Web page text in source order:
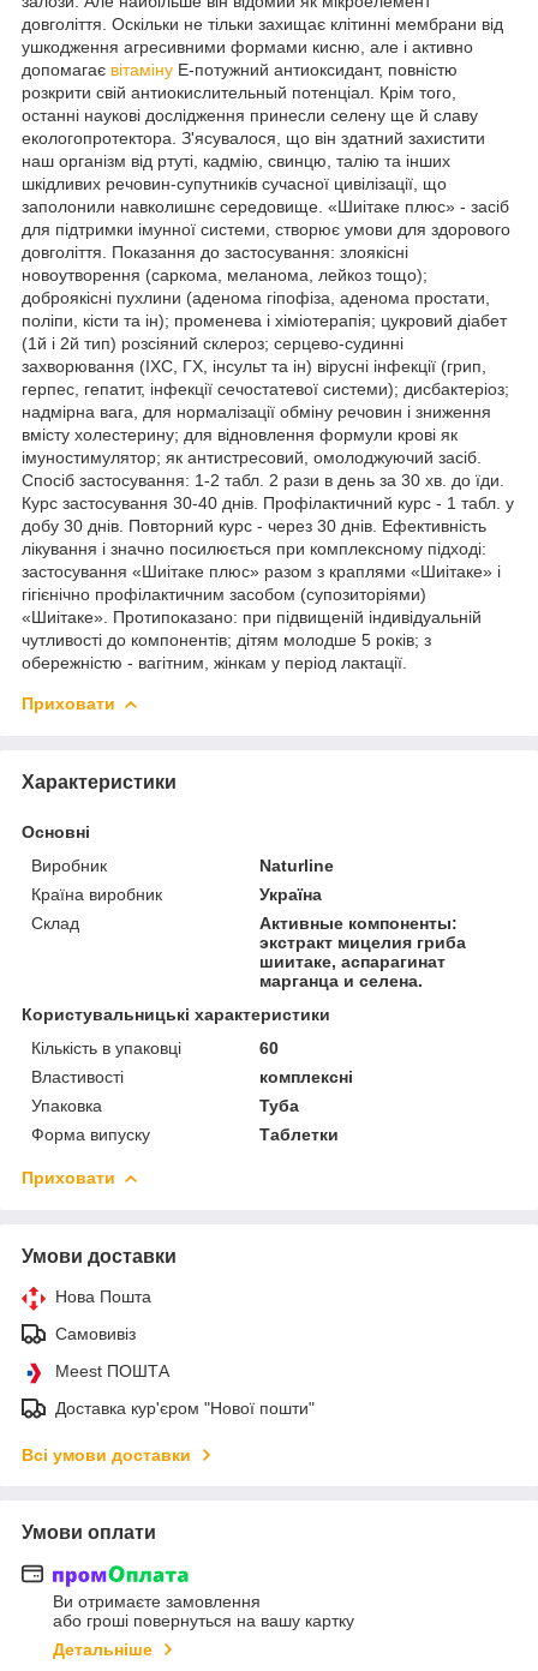
довголіття. Оскільки не тільки захищає клітинні мембрани від
ушкодження агресивними формами кисню, але і активно
допомагає вітаміну Е-потужний антиоксидант, повністю
розкрити свій антиокислительный потенціал. Крім того,
останні наукові дослідження принесли селену ще й славу
екологопротектора. З'ясувалося, що він здатний захистити
наш організм від ртуті, кадмію, свинцю, талію та інших
шкідливих речовин-супутників сучасної цивілізації, що
заполонили навколишнє середовище. «Шиітаке плюс» - засіб
для підтримки імунної системи, створює умови для здорового
довголіття. Показання до застосування: злоякісні
новоутворення (саркома, меланома, лейкоз тощо);
доброякісні пухлини (аденома гіпофіза, аденома простати,
поліпи, кісти та ін); променева і хіміотерапія; цукровий діабет
(1й і 2й тип) розсіяний склероз; серцево-судинні
захворювання (ІХС, ГХ, інсульт та ін) вірусні інфекції (грип,
герпес, гепатит, інфекції сечостатевої системи); дисбактеріоз;
надмірна вага, для нормалізації обміну речовин і зниження
вмісту холестерину; для відновлення формули крові як
імуностимулятор; як антистресовий, омолоджуючий засіб.
Спосіб застосування: 1-2 табл. 2 рази в день за 30 хв. до їди.
Курс застосування 30-40 днів. Профілактичний курс - 1 табл. у
добу 30 днів. Повторний курс - через 30 днів. Ефективність
лікування і значно посилюється при комплексному підході:
застосування «Шиітаке плюс» разом з краплями «Шиітаке» і
гігієнічно профілактичним засобом (супозиторіями)
«Шиітаке». Протипоказано: при підвищеній індивідуальній
чутливості до компонентів; дітям молодше 5 років; з
обережністю - вагітним, жінкам у період лактації.
Приховати
Характеристики
Основні
Виробник
Naturline
Країна виробник
Україна
Склад
Активные компоненты:
экстракт мицелия гриба
шиитаке, аспарагинат
марганца и селена.
Користувальницькі характеристики
Кількість в упаковці
60
Властивості
комплексні
Упаковка
Туба
Форма випуску
Таблетки
Приховати
Умови доставки
Нова Пошта
Самовивіз
Meest ПОШТА
Доставка кур'єром "Нової пошти"
Всі умови доставки
Умови оплати
Ви отримаєте замовлення
або гроші повернуться на вашу картку
Детальніше